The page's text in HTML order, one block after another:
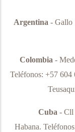
Argentina - Gallo
Colombia -
Teléfonos: +57
Cuba - Cll
Habana.